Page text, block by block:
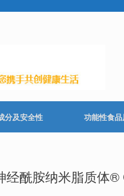
分及安全性 功能性食
经酰胺纳米脂质体®